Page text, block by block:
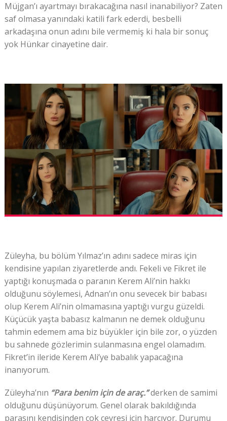
Müjgan’ı ayartmayı bırakacağına nasıl inanabiliyor? Zaten
saf olmasa yanındaki katili fark ederdi, besbelli
arkadaşına onun adını bile vermemiş ki hala bir sonuç
yok Hünkar cinayetine dair.
Züleyha, bu bölüm Yılmaz’ın adını sadece miras için
kendisine yapılan ziyaretlerde andı. Fekeli ve Fikret ile
yaptığı konuşmada o paranın Kerem Ali’nin hakkı
olduğunu söylemesi, Adnan’ın onu sevecek bir babası
olup Kerem Ali’nin olmamasına yaptığı vurgu güzeldi.
Küçücük yaşta babasız kalmanın ne demek olduğunu
tahmin edemem ama biz büyükler için bile zor, o yüzden
bu sahnede gözlerimin sulanmasına engel olamadım.
Fikret’in ileride Kerem Ali’ye babalık yapacağına
inanıyorum.
Züleyha’nın “Para benim için de araç.”derken de samimi
olduğunu düşünüyorum. Genel olarak bakıldığında
parasını kendisinden çok çevresi için harcıyor. Durumu